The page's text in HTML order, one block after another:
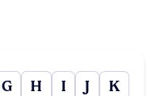
G H I J K